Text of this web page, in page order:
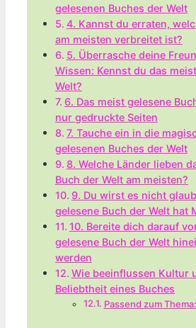
⁤gelesenen Buches der‌ Welt
4. ​Kannst du erraten,
am meisten‍ verbreitet ist?
5. Überrasche ⁢deine
Wissen: Kennst‌ du das
Welt?
6. Das⁢ meist ⁣gelesene
nur​ gedruckte Seiten
7. Tauche‍ ein in die
‍gelesenen Buches der ⁤Welt
8. Welche Länder lieben​
Buch der‍ Welt ‍am⁢ meisten?
9. Du ‌wirst es nicht
‌gelesene Buch der ⁢Welt​ hat
10. Bereite dich‌ darauf
gelesene Buch der ‍Welt
werden
Wie beeinflussen Kultur‌
Beliebtheit⁣ eines Buches
Passend zum Thema: